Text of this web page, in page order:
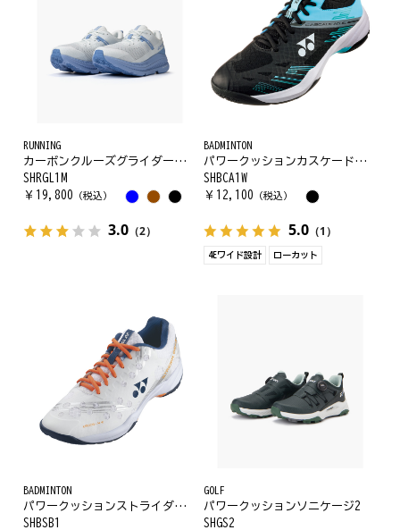
RUNNING
カーボンクルーズグライダーメン
SHRGL1M
￥ 19,800 （税込）
3.0 （2）
BADMINTON
パワークッションカスケードアクセルワイド
SHBCA1W
￥ 12,100 （税込）
5.0（1）
4Eワイド設計 ローカット
BADMINTON
パワークッションストライダービート
SHBSB1
GOLF
パワークッションソニケージ2
SHGS2